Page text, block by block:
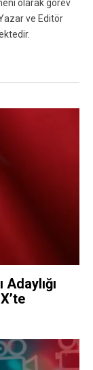
olarak görev
ve Editör